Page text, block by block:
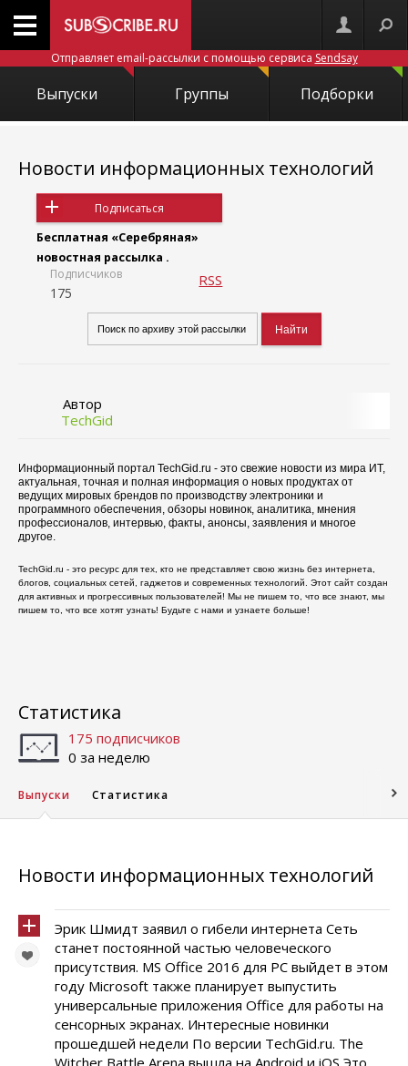
Отправляет email-рассылки с помощью сервиса Sendsay
Выпуски Группы Подборки
Новости информационных технологий
Подписаться
Бесплатная «Серебряная»
новостная рассылка .
Подписчиков
175
RSS
Автор
TechGid
Информационный портал TechGid.ru - это свежие новости из мира ИТ,
актуальная, точная и полная информация о новых продуктах от
ведущих мировых брендов по производству электроники и
программного обеспечения, обзоры новинок, аналитика, мнения
профессионалов, интервью, факты, анонсы, заявления и многое
другое.
TechGid.ru - это ресурс для тех, кто не представляет свою жизнь без интернета,
блогов, социальных сетей, гаджетов и современных технологий. Этот сайт создан
для активных и прогрессивных пользователей! Мы не пишем то, что все знают, мы
пишем то, что все хотят узнать! Будьте с нами и узнаете больше!
Статистика
175 подписчиков
0 за неделю
Выпуски Статистика
Новости информационных технологий
Эрик Шмидт заявил о гибели интернета Сеть
станет постоянной частью человеческого
присутствия. MS Office 2016 для PC выйдет в этом
году Microsoft также планирует выпустить
универсальные приложения Office для работы на
сенсорных экранах. Интересные новинки
прошедшей недели По версии TechGid.ru. The
Witcher Battle Arena вышла на Android и iOS Это